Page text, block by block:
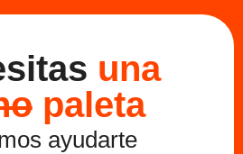
una
paleta
ayudarte